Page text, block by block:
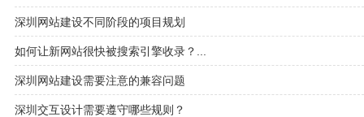
深圳网站建设不同阶段的项目规划
如何让新网站很快被搜索引擎收录？...
深圳网站建设需要注意的兼容问题
深圳交互设计需要遵守哪些规则？